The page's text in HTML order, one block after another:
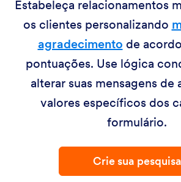
Estabeleça relacionamentos
os clientes personalizando
agradecimento de
pontuações. Use lógica
alterar suas mensagens
valores específicos dos
formulário.
Crie sua pesquisa